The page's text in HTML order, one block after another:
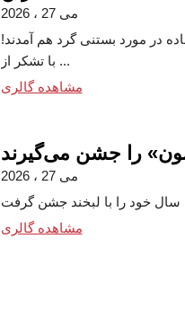
می 27 ، 2026
در مورد بستنی گرد هم آمدند!
با تشکر از ...
مشاهده گالری
را جشن می‌گیرند
می 27 ، 2026
مشاهده گالری